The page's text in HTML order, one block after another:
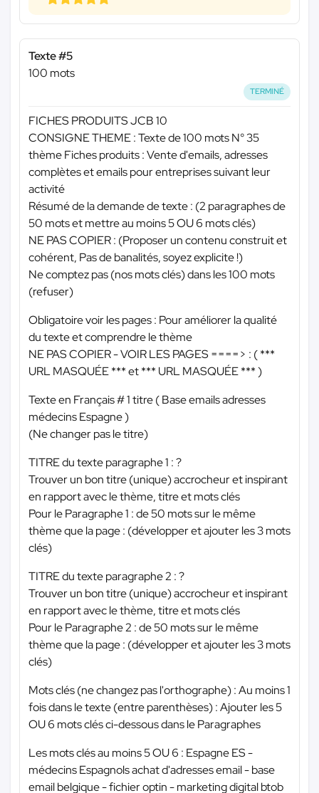
Texte #5
100 mots
TERMINÉ
FICHES PRODUITS JCB 10
CONSIGNE THEME : Texte de 100 mots N° 35
thème Fiches produits : Vente d'emails, adresses
complètes et emails pour entreprises suivant leur
activité
Résumé de la demande de texte : (2 paragraphes de
50 mots et mettre au moins 5 OU 6 mots clés)
NE PAS COPIER : (Proposer un contenu construit et
cohérent, Pas de banalités, soyez explicite !)
Ne comptez pas (nos mots clés) dans les 100 mots
(refuser)
Obligatoire voir les pages : Pour améliorer la qualité
du texte et comprendre le thème
NE PAS COPIER - VOIR LES PAGES ====> : (***
URL MASQUÉE ***et*** URL MASQUÉE ***)
Texte en Français # 1 titre ( Base emails adresses
médecins Espagne )
(Ne changer pas le titre)
TITRE du texte paragraphe 1 : ?
Trouver un bon titre (unique) accrocheur et inspirant
en rapport avec le thème, titre et mots clés
Pour le Paragraphe 1 : de 50 mots sur le même
thème que la page : (développer et ajouter les 3 mots
clés)
TITRE du texte paragraphe 2 : ?
Trouver un bon titre (unique) accrocheur et inspirant
en rapport avec le thème, titre et mots clés
Pour le Paragraphe 2 : de 50 mots sur le même
thème que la page : (développer et ajouter les 3 mots
clés)
Mots clés (ne changez pas l'orthographe) : Au moins 1
fois dans le texte (entre parenthèses) : Ajouter les 5
OU 6 mots clés ci-dessous dans le Paragraphes
Les mots clés au moins 5 OU 6 : Espagne ES -
médecins Espagnols achat d'adresses email - base
email belgique - fichier optin - marketing digital btob